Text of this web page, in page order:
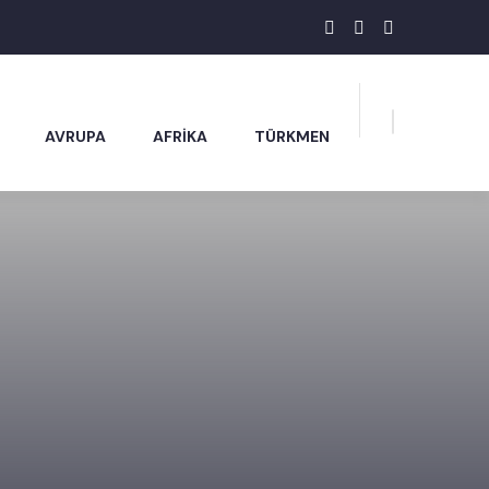
AVRUPA AFRİKA TÜRKMEN